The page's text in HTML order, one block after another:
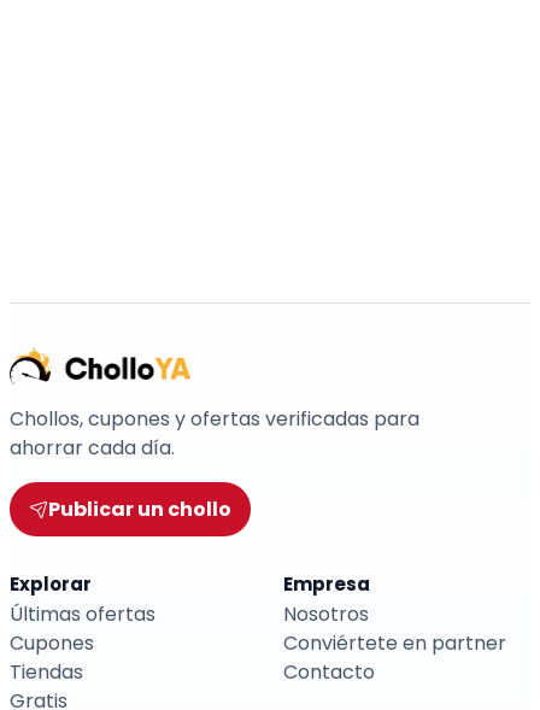
Chollos, cupones y ofertas verificadas para
ahorrar cada día.
Publicar un chollo
Explorar
Últimas ofertas
Cupones
Tiendas
Gratis
Empresa
Nosotros
Conviértete en partner
Contacto